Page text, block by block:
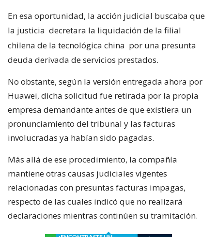
En esa oportunidad, la acción judicial buscaba que
la justicia decretara la liquidación de la filial
chilena de la tecnológica china por una presunta
deuda derivada de servicios prestados.
No obstante, según la versión entregada ahora por
Huawei, dicha solicitud fue retirada por la propia
empresa demandante antes de que existiera un
pronunciamiento del tribunal y las facturas
involucradas ya habían sido pagadas.
Más allá de ese procedimiento, la compañía
mantiene otras causas judiciales vigentes
relacionadas con presuntas facturas impagas,
respecto de las cuales indicó que no realizará
declaraciones mientras continúen su tramitación.